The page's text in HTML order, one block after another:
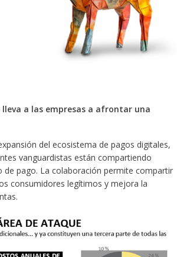
a las empresas a afrontar una
del ecosistema de pagos digitales,
vanguardistas están compartiendo
pago. La colaboración permite compartir
consumidores legítimos y mejora la